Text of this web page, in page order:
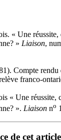
« Une réussite,
» Liaison,
Compte rendu
franco-
« Une réussite,
». Liaison no
de cet article